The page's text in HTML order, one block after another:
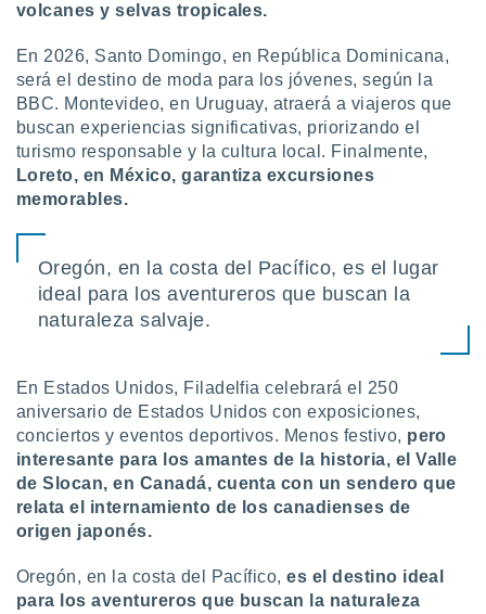
volcanes y selvas tropicales.
En 2026, Santo Domingo, en República Dominicana,
será el destino de moda para los jóvenes, según la
BBC. Montevideo, en Uruguay, atraerá a viajeros que
buscan experiencias significativas, priorizando el
turismo responsable y la cultura local. Finalmente,
Loreto, en México, garantiza excursiones
memorables.
Oregón, en la costa del Pacífico, es el lugar
ideal para los aventureros que buscan la
naturaleza salvaje.
En Estados Unidos, Filadelfia celebrará el 250
aniversario de Estados Unidos con exposiciones,
conciertos y eventos deportivos. Menos festivo, pero
interesante para los amantes de la historia, el Valle
de Slocan, en Canadá, cuenta con un sendero que
relata el internamiento de los canadienses de
origen japonés.
Oregón, en la costa del Pacífico,es el destino ideal
para los aventureros que buscan la naturaleza